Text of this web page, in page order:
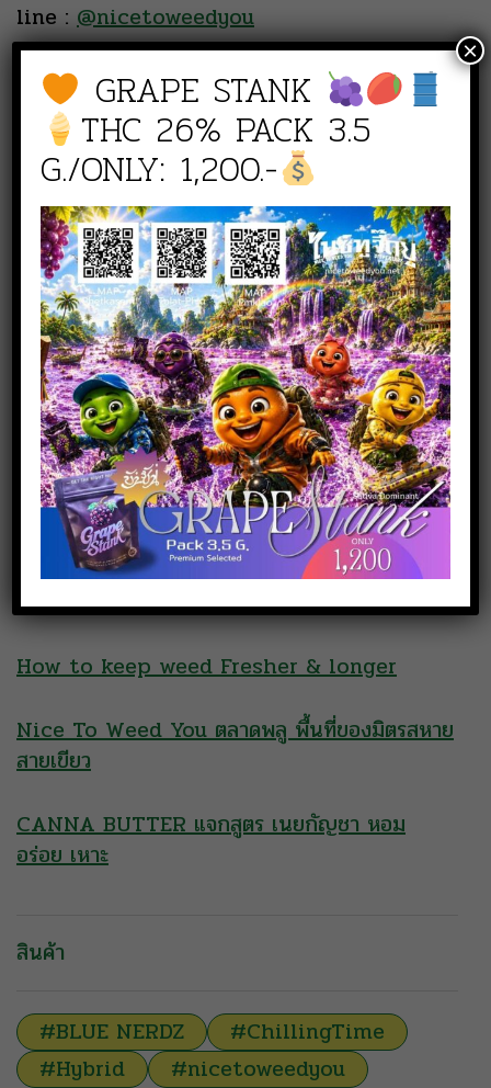
line : @nicetoweedyou
Phone :080 519 5144
NICE TO WEED YOU สาขาตลาดพลู
line :@261mxojh
Phone :083 942 6549
NICE TO WEED YOU เพราะรอยยิ้ม
ของลูกค้า คือสิ่งที่เราตามหา อยู่เสมอ
เราจึงไม่หยุดที่จะพัฒนา เพื่อส่งมอบ
คุณภาพสูงสุดให้กับลูกค้า ในราคาที่
เหมาะสม
บทความอื่นที่น่าสนใจ
What’re Terpenes? & Why their
important
How to keep weed Fresher & longer
Nice To Weed You ตลาดพลู พื้นที่ของมิตรสหาย
สายเขียว
CANNA BUTTER แจกสูตร เนยกัญชา หอม
อร่อย เหาะ
สินค้า
#BLUE NERDZ
#ChillingTime
#Hybrid
#nicetoweedyou
GRAPE STANK
THC 26% PACK 3.5
G./ONLY: 1,200.-
×